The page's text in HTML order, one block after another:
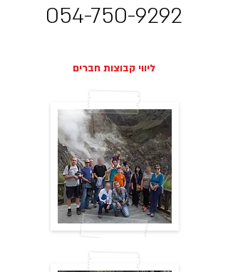
054-750-9292
ליווי קבוצות חברים